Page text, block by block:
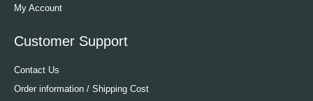
My Account
Customer Support
Contact Us
Order information / Shipping Cost